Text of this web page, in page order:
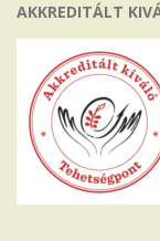
AKKREDITÁLT